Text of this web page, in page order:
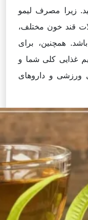
زیرا مصرف لیمو
قند خون مختلف،
همچنین، برای
غذایی کلی شما و
ورزشی و داروهای